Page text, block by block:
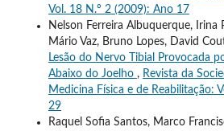
Vol. 18 N.º 2 (2009): Ano 17
Nelson Ferreira Albuquerque, Irina
Mário Vaz, Bruno Lopes, David
Lesão do Nervo Tibial Provocada
Abaixo do Joelho , Revista da
Medicina Física e de Reabilitação:
29
Raquel Sofia Santos, Marco